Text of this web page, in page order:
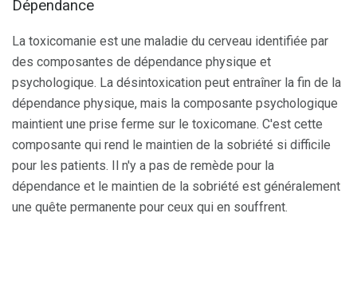
Dépendance
La toxicomanie est une maladie du cerveau identifiée par
des composantes de dépendance physique et
psychologique. La désintoxication peut entraîner la fin de la
dépendance physique, mais la composante psychologique
maintient une prise ferme sur le toxicomane. C'est cette
composante qui rend le maintien de la sobriété si difficile
pour les patients. Il n'y a pas de remède pour la
dépendance et le maintien de la sobriété est généralement
une quête permanente pour ceux qui en souffrent.